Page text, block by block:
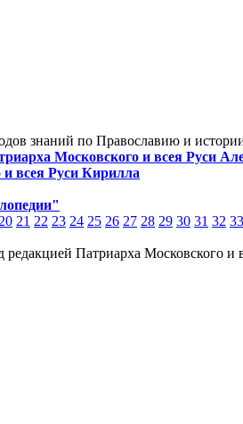
знаний по Православию и
Московского и всея Руси
всея Руси Кирилла
20 21 22 23 24 25 26 27 28 29 30 31 32 33
Патриарха Московского и